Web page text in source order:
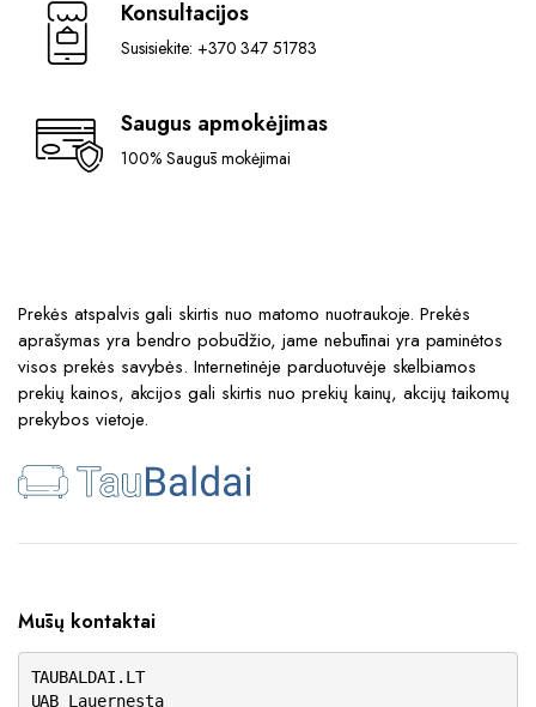
product
page
product
Konsultacijos
Susisiekite: +370 347 51783
Saugus apmokėjimas
100% Saugūs mokėjimai
Prekės atspalvis gali skirtis nuo matomo nuotraukoje. Prekės
aprašymas yra bendro pobūdžio, jame nebūtinai yra paminėtos
visos prekės savybės. Internetinėje parduotuvėje skelbiamos
prekių kainos, akcijos gali skirtis nuo prekių kainų, akcijų taikomų
prekybos vietoje.
Mūsų kontaktai
TAUBALDAI.LT
UAB Lauernesta